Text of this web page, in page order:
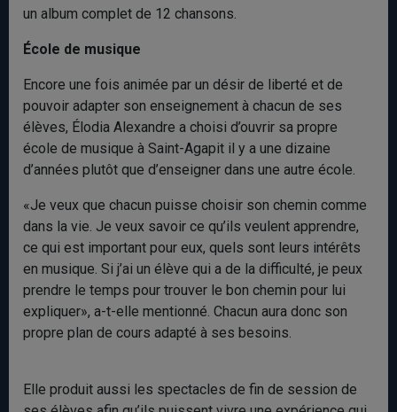
un album complet de 12 chansons.
École de musique
Encore une fois animée par un désir de liberté et de
pouvoir adapter son enseignement à chacun de ses
élèves, Élodia Alexandre a choisi d’ouvrir sa propre
école de musique à Saint-Agapit il y a une dizaine
d’années plutôt que d’enseigner dans une autre école.
«Je veux que chacun puisse choisir son chemin comme
dans la vie. Je veux savoir ce qu’ils veulent apprendre,
ce qui est important pour eux, quels sont leurs intérêts
en musique. Si j’ai un élève qui a de la difficulté, je peux
prendre le temps pour trouver le bon chemin pour lui
expliquer», a-t-elle mentionné. Chacun aura donc son
propre plan de cours adapté à ses besoins.
Elle produit aussi les spectacles de fin de session de